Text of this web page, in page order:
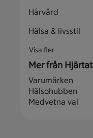
Hårvård
Hälsa & livsstil
Visa fler
Mer från Hjärtat
Varumärken
Hälsohubben
Medvetna val